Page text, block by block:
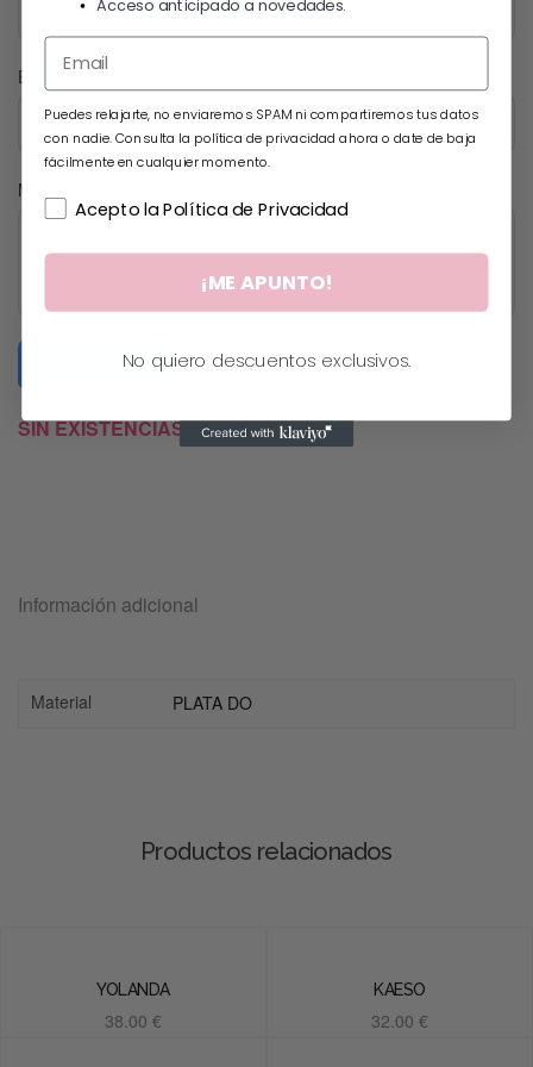
Email
Mensaje
Submit Form
SIN EXISTENCIAS
Información adicional
Material PLATA DO
Productos relacionados
YOLANDA
38.00 €
KAESO
32.00 €
Acceso anticipado a novedades.
Puedes relajarte, no enviaremos SPAM ni compartiremos tus datos
con nadie. Consulta la política de privacidad ahora o date de baja
fácilmente en cualquier momento.
Acepto la Política de Privacidad
¡ME APUNTO!
No quiero descuentos exclusivos.